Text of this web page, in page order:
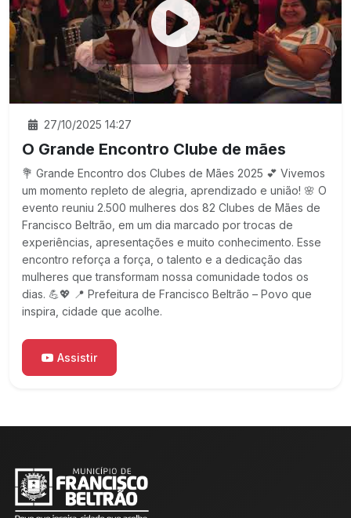
27/10/2025 14:27
O Grande Encontro Clube de mães
💐 Grande Encontro dos Clubes de Mães 2025 💕 Vivemos
um momento repleto de alegria, aprendizado e união! 🌸 O
evento reuniu 2.500 mulheres dos 82 Clubes de Mães de
Francisco Beltrão, em um dia marcado por trocas de
experiências, apresentações e muito conhecimento. Esse
encontro reforça a força, o talento e a dedicação das
mulheres que transformam nossa comunidade todos os
dias. 💪💖 📍 Prefeitura de Francisco Beltrão – Povo que
inspira, cidade que acolhe.
Assistir